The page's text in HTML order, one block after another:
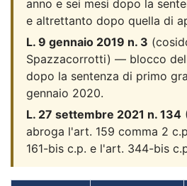
anno e sei mesi dopo la
e altrettanto dopo quella di
L. 9 gennaio 2019 n. 3
Spazzacorrotti) — blocco
dopo la sentenza di primo
gennaio 2020.
L. 27 settembre 2021 n. 134
abroga l'art. 159 comma 2
161-bis c.p. e l'art. 344-bis